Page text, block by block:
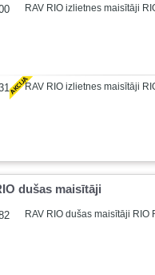
RAV RIO izlietnes maisītāji
RAV RIO izlietnes maisītāji
dušas maisītāji
RAV RIO dušas maisītāji RIO